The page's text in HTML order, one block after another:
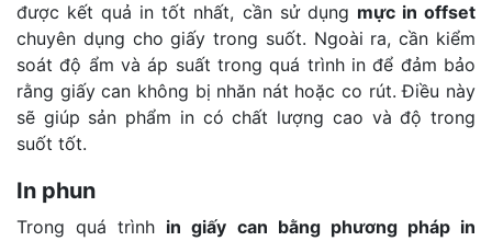
được kết quả in tốt nhất, cần sử dụng mực in offset
chuyên dụng cho giấy trong suốt. Ngoài ra, cần kiểm
soát độ ẩm và áp suất trong quá trình in để đảm bảo
rằng giấy can không bị nhăn nát hoặc co rút. Điều này
sẽ giúp sản phẩm in có chất lượng cao và độ trong
suốt tốt.
In phun
Trong quá trình in giấy can bằng phương pháp in